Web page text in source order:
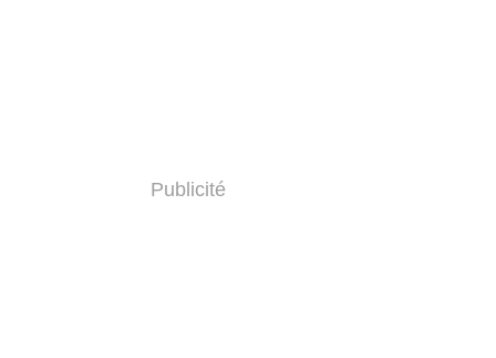
Publicité